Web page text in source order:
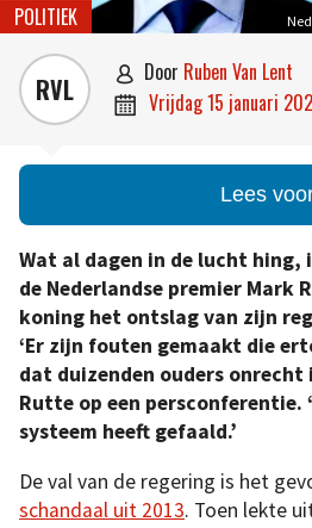
POLITIEK
RVL  door Ruben Van Lent
 vrijdag 15 januari
Lees
Wat al dagen in de lucht hing,
de Nederlandse premier Mark
koning het ontslag van zijn
‘Er zijn fouten gemaakt die
dat duizenden ouders onrecht
Rutte op een persconferentie.
systeem heeft gefaald.’
De val van de regering is het
schandaal uit 2013. Toen lekte